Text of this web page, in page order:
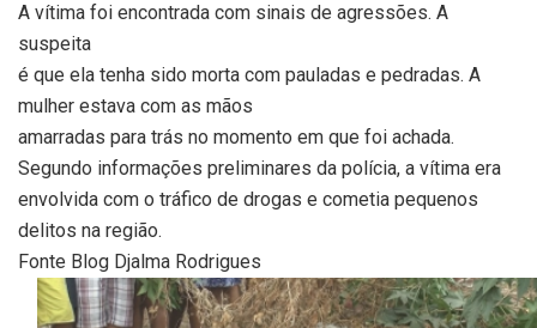
A vítima foi encontrada com sinais de agressões. A
suspeita
é que ela tenha sido morta com pauladas e pedradas. A
mulher estava com as mãos
amarradas para trás no momento em que foi achada.
Segundo informações preliminares da polícia, a vítima era
envolvida com o tráfico de drogas e cometia pequenos
delitos na região.
Fonte Blog Djalma Rodrigues